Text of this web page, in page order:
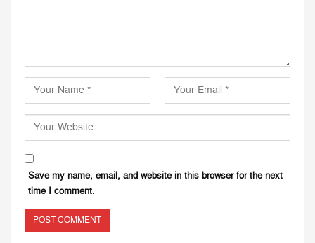
Save my name, email, and website in this browser for the next
time I comment.